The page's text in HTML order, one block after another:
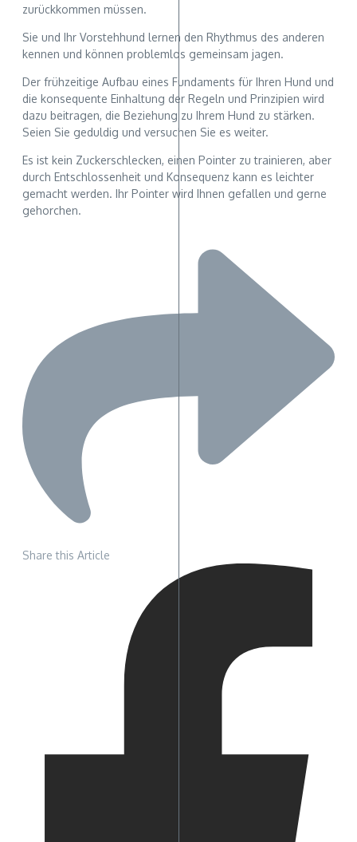
zurückkommen müssen.
Sie und Ihr Vorstehhund lernen den Rhythmus des anderen
kennen und können problemlos gemeinsam jagen.
Der frühzeitige Aufbau eines Fundaments für Ihren Hund und
die konsequente Einhaltung der Regeln und Prinzipien wird
dazu beitragen, die Beziehung zu Ihrem Hund zu stärken.
Seien Sie geduldig und versuchen Sie es weiter.
Es ist kein Zuckerschlecken, einen Pointer zu trainieren, aber
durch Entschlossenheit und Konsequenz kann es leichter
gemacht werden. Ihr Pointer wird Ihnen gefallen und gerne
gehorchen.
Share this Article